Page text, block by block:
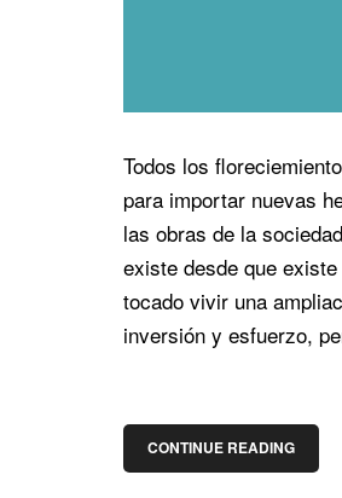
Todos los
para importar nuevas
las obras de la
existe desde que
tocado vivir una
inversión y esfuerzo,
CONTINUE READING